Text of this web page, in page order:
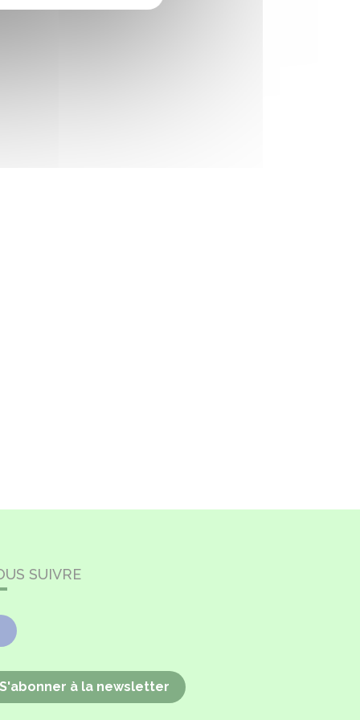
SUIVRE
Facebook
S'abonner à la newsletter